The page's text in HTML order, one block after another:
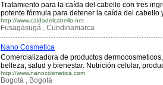
Tratamiento para la caída del cabello con tres
potente fórmula para detener la caída del cabello
http://www.caidadelcabello.net
Fusagasugá , Cundinamarca
Nano Cosmetica
Comercializadora de productos
belleza, salud y bienestar. Nutrición celular,
http://www.nanocosmetica.com
Bogotá , Bogotá